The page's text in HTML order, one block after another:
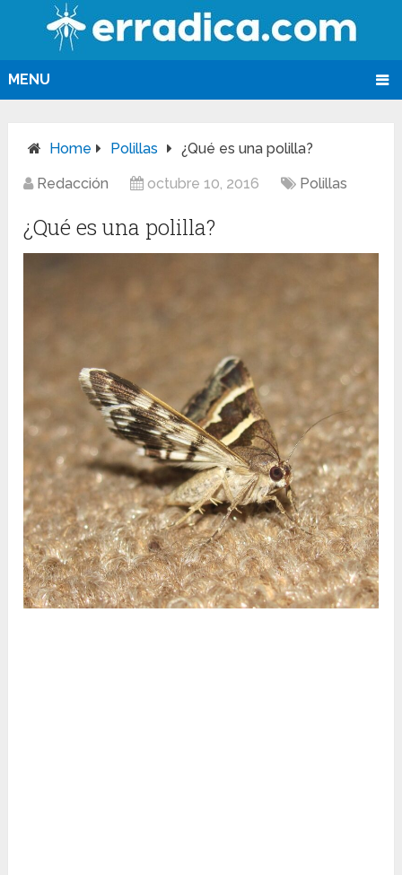
MENU
Home Polillas ¿Qué es una polilla?
Redacción octubre 10, 2016 Polillas
¿Qué es una polilla?